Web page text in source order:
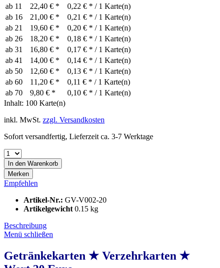
ab 11 22,40 € *
0,22 € * / 1 Karte(n)
ab 16 21,00 € *
0,21 € * / 1 Karte(n)
ab 21 19,60 € *
0,20 € * / 1 Karte(n)
ab 26 18,20 € *
0,18 € * / 1 Karte(n)
ab 31 16,80 € *
0,17 € * / 1 Karte(n)
ab 41 14,00 € *
0,14 € * / 1 Karte(n)
ab 50 12,60 € *
0,13 € * / 1 Karte(n)
ab 60 11,20 € *
0,11 € * / 1 Karte(n)
ab 70 9,80 € *
0,10 € * / 1 Karte(n)
Inhalt: 100 Karte(n)
inkl. MwSt. zzgl. Versandkosten
Sofort versandfertig, Lieferzeit ca. 3-7 Werktage
In den Warenkorb
Merken
Empfehlen
Artikel-Nr.: GV-V002-20
Artikelgewicht 0.15 kg
Beschreibung
Menü schließen
Getränkekarten ★ Verzehrkarten ★